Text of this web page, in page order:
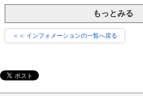
もっとみる
＜＜ インフォメーションの一覧へ戻る